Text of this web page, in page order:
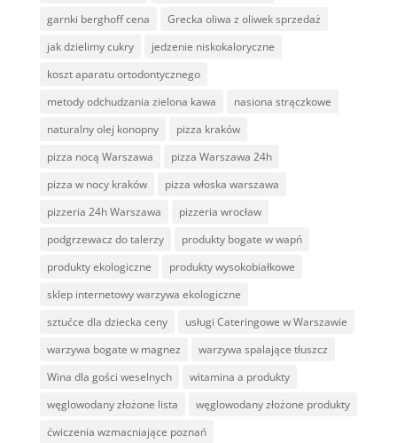
garnki berghoff cena
Grecka oliwa z oliwek sprzedaż
jak dzielimy cukry
jedzenie niskokaloryczne
koszt aparatu ortodontycznego
metody odchudzania zielona kawa
nasiona strączkowe
naturalny olej konopny
pizza kraków
pizza nocą Warszawa
pizza Warszawa 24h
pizza w nocy kraków
pizza włoska warszawa
pizzeria 24h Warszawa
pizzeria wrocław
podgrzewacz do talerzy
produkty bogate w wapń
produkty ekologiczne
produkty wysokobiałkowe
sklep internetowy warzywa ekologiczne
sztućce dla dziecka ceny
usługi Cateringowe w Warszawie
warzywa bogate w magnez
warzywa spalające tłuszcz
Wina dla gości weselnych
witamina a produkty
węglowodany złożone lista
węglowodany złożone produkty
ćwiczenia wzmacniające poznań